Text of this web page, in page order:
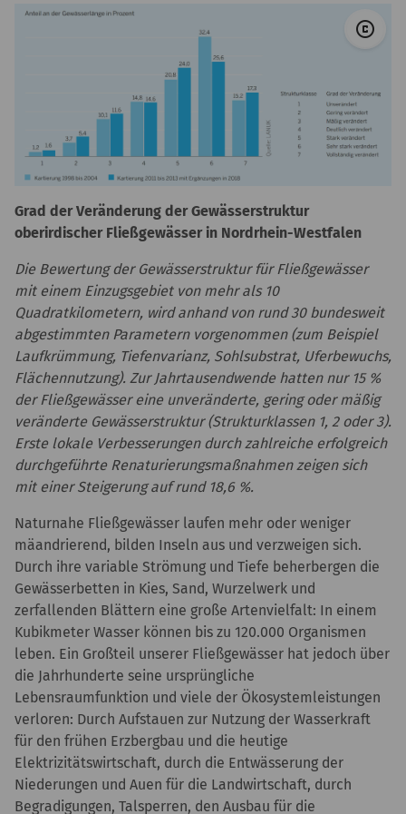
copyright
Grad der Veränderung der Gewässerstruktur
oberirdischer Fließgewässer in Nordrhein-Westfalen
Die Bewertung der Gewässerstruktur für Fließgewässer
mit einem Einzugsgebiet von mehr als 10
Quadratkilometern, wird anhand von rund 30 bundesweit
abgestimmten Parametern vorgenommen (zum Beispiel
Laufkrümmung, Tiefenvarianz, Sohlsubstrat, Uferbewuchs,
Flächennutzung). Zur Jahrtausendwende hatten nur 15 %
der Fließgewässer eine unveränderte, gering oder mäßig
veränderte Gewässerstruktur (Strukturklassen 1, 2 oder 3).
Erste lokale Verbesserungen durch zahlreiche erfolgreich
durchgeführte Renaturierungsmaßnahmen zeigen sich
mit einer Steigerung auf rund 18,6 %.
Naturnahe Fließgewässer laufen mehr oder weniger
mäandrierend, bilden Inseln aus und verzweigen sich.
Durch ihre variable Strömung und Tiefe beherbergen die
Gewässerbetten in Kies, Sand, Wurzelwerk und
zerfallenden Blättern eine große Artenvielfalt: In einem
Kubikmeter Wasser können bis zu 120.000 Organismen
leben. Ein Großteil unserer Fließgewässer hat jedoch über
die Jahrhunderte seine ursprüngliche
Lebensraumfunktion und viele der Ökosystemleistungen
verloren: Durch Aufstauen zur Nutzung der Wasserkraft
für den frühen Erzbergbau und die heutige
Elektrizitätswirtschaft, durch die Entwässerung der
Niederungen und Auen für die Landwirtschaft, durch
Begradigungen, Talsperren, den Ausbau für die